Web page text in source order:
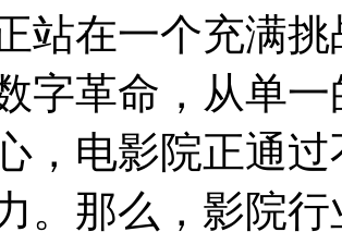
站在一个充满
字革命，从单
，电影院正通
。那么，影院